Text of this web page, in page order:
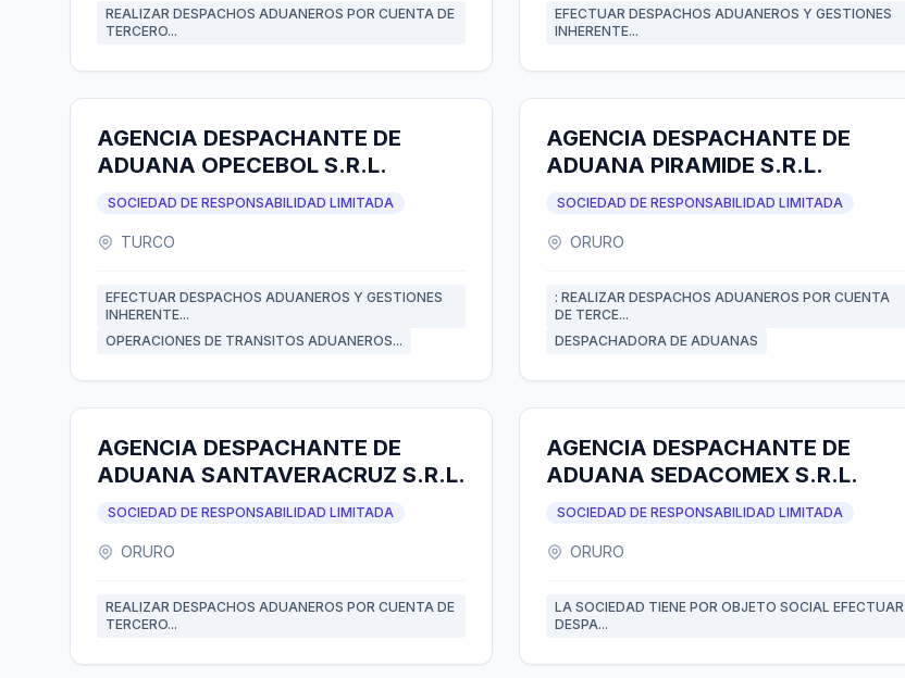
REALIZAR DESPACHOS ADUANEROS POR CUENTA DE
TERCERO...
EFECTUAR DESPACHOS ADUANEROS Y GESTIONES
INHERENTE...
AGENCIA DESPACHANTE DE
ADUANA OPECEBOL S.R.L.
SOCIEDAD DE RESPONSABILIDAD LIMITADA
TURCO
EFECTUAR DESPACHOS ADUANEROS Y GESTIONES
INHERENTE...
OPERACIONES DE TRANSITOS ADUANEROS...
AGENCIA DESPACHANTE DE
ADUANA PIRAMIDE S.R.L.
SOCIEDAD DE RESPONSABILIDAD LIMITADA
ORURO
: REALIZAR DESPACHOS ADUANEROS POR CUENTA
DE TERCE...
DESPACHADORA DE ADUANAS
AGENCIA DESPACHANTE DE
ADUANA SANTAVERACRUZ S.R.L.
SOCIEDAD DE RESPONSABILIDAD LIMITADA
ORURO
REALIZAR DESPACHOS ADUANEROS POR CUENTA DE
TERCERO...
AGENCIA DESPACHANTE DE
ADUANA SEDACOMEX S.R.L.
SOCIEDAD DE RESPONSABILIDAD LIMITADA
ORURO
LA SOCIEDAD TIENE POR OBJETO SOCIAL EFECTUAR
DESPA...